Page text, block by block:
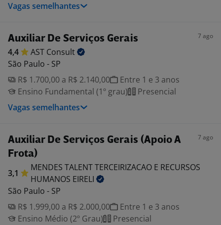
Vagas semelhantes
Auxiliar De Serviços Gerais 7 ago
4,4 AST Consult
São Paulo - SP
R$ 1.700,00 a R$ 2.140,00
Entre 1 e 3 anos
Ensino Fundamental (1º grau)
Presencial
Vagas semelhantes
Auxiliar De Serviços Gerais (Apoio A
Frota)
7 ago
3,1
MENDES TALENT TERCEIRIZACAO E RECURSOS
HUMANOS EIRELI
São Paulo - SP
R$ 1.999,00 a R$ 2.000,00
Entre 1 e 3 anos
Ensino Médio (2º Grau)
Presencial